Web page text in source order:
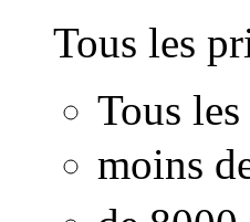
Tous les
Tous
moins